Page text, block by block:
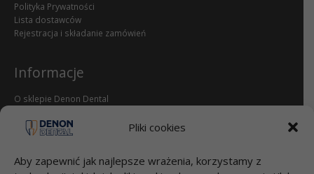
Pliki cookies
Aby zapewnić jak najlepsze wrażenia, korzystamy z
Polityka Prywatności
Lista dostawców
Rejestracja i składanie zamówień
Informacje
O sklepie Denon Dental
dental.pl
Przelewy